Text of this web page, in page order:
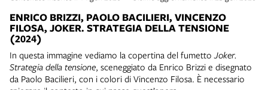
ENRICO BRIZZI, PAOLO BACILIERI, VINCENZO
FILOSA, JOKER. STRATEGIA DELLA TENSIONE
(2024)
In questa immagine vediamo la copertina del fumettoJoker.
Strategia della tensione, sceneggiato da Enrico Brizzi e disegnato
da Paolo Bacilieri, con i colori di Vincenzo Filosa. È necessario